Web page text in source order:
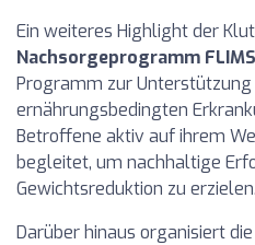
Ein weiteres Highlight der
Nachsorgeprogramm FLIMS
Programm zur
ernährungsbedingten
Betroffene aktiv auf ihrem
begleitet, um nachhaltige
Gewichtsreduktion zu erzielen.
Darüber hinaus organisiert